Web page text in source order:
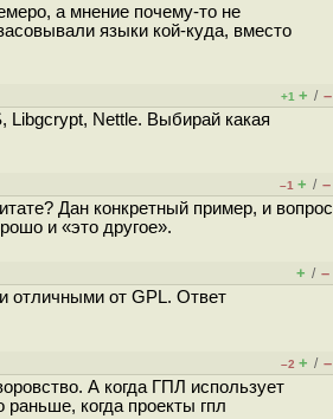
а мнение почему-то не
языки кой-куда, вместо
+1 + / –
Libgcrypt, Nettle. Выбирай какая
–1 + / –
Дан конкретный пример, и вопрос
и «это другое».
+ / –
отличными от GPL. Ответ
–2 + / –
А когда ГПЛ использует
когда проекты гпл